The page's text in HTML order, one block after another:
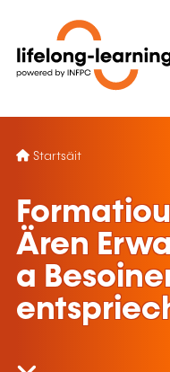
Startsäit
Ären
a